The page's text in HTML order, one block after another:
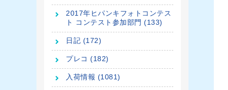
2017年ヒパンキフォトコンテス
ト コンテスト参加部門 (133)
日記 (172)
プレコ (182)
入荷情報 (1081)